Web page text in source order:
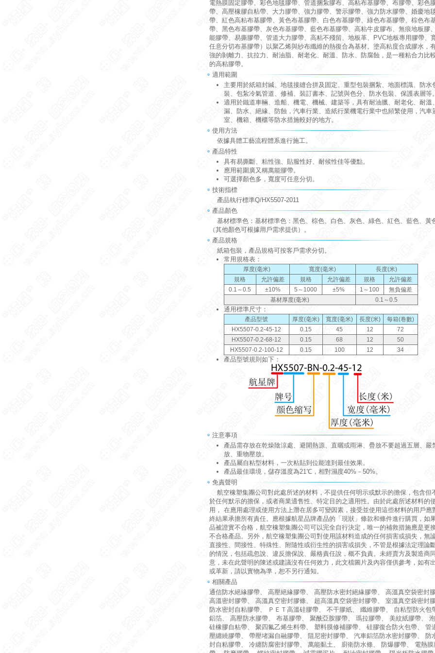
電熱膜固定膠帶、彩色地毯膠帶、管道捆紮膠布、高粘布基膠帶、布膠帶、彩色
帶、高壓橡膠自粘帶、大力膠帶、強力膠帶、警示膠帶、強力防水膠帶、婚慶地
帶、紅色高粘布基膠帶、黃色布基膠帶、白色布基膠帶、綠色布基膠帶、棕色布
帶、黑色布基膠帶、灰色布基膠帶、藍色布基膠帶、高粘牛皮膠布、無痕地板膠
能膠帶、易撕膠帶、管道大力膠帶、高粘不殘留、地板革、PVC地板專用膠帶、
任意分切布基膠帶）以聚乙烯與紗布纖維的熱復合為基材。塗高粘度合成膠水，
強的剝離力、抗拉力、耐油脂、耐老化、耐溫、防水、防腐蝕，是一種粘合力比
的高粘膠帶。
適用範圍
主要用於紙箱封緘、地毯接縫合拼及固定、重型包裝捆紮、地面標識、防水
裝、包紮冷氣管道、修補、裝訂書本、記號與色分、防水包裝、保護表層等
適用於鐵道車輛、造船、機電、機械、建築等，具有耐油臘、耐老化、耐溫
漏、防水、絕緣、防蝕，汽車行業、造紙行業機電行業中也頻繁使用，汽車
室、機箱、機櫃等防水措施較好的地方。
使用方法
依據具體工藝流程體系進行施工。
產品特性
具有易撕斷、粘性強、貼服性好、耐候性佳等優點。
應用範圍廣又稱萬能膠帶。
可選擇顏色多，寬度可任意分切。
技術指標
產品執行標準Q/HX5507-2011
產品顏色
基材標準色：基材標準色：黑色、棕色、白色、灰色、綠色、紅色、藍色、黃
（其他顏色可根據用戶需求提供）。
產品規格
紙箱包裝，產品規格可按客戶需求分切。
常用規格表：
厚度(毫米) 寬度(毫米)
長度(米)
規格
允許偏差 規格 允許偏差 規格
允許偏差
0.1～0.5
±10% 5～1000 ±5% 1～100
無負偏差
基材厚度(毫米)
0.1～0.5
通用標準尺寸：
產品型號 厚度(毫米) 寬度(毫米) 長度(米)
每箱(卷數)
HX5507-0.2-45-12
0.15 45 12
72
HX5507-0.2-68-12
0.15 68 12
50
HX5507-0.2-100-12
0.15 100 12 34
產品型號規則如下：
注意事項
產品需存放在乾燥陰涼處、避開熱源、直曬或雨淋、疊放不要超過五層、嚴
放、重物壓放。
產品屬自粘型材料，一次粘貼到位能達到最佳效果。
產品最佳環境，儲存溫度為21℃，相對濕度40%－50%。
免責聲明
航空橡塑集團公司對此處所述的材料，不提供任何明示或默示的擔保，包含但
於任何默示的擔保，或者商業適售性、特定目的之適用性。由於此處所述材料的
用， 在應用處理或使用方法上潛在居多可變因素，接受並使用這些材料的用戶應
終結果承擔所有責任。應根據航星品牌產品的「現狀」條款和條件進行購買，如
品被證實不合格，航空橡塑集團公司可以完全自行決定，唯一的補救措施應是更
不合格產品。另外，航空橡塑集團公司對使用該材料造成的任何損害或損失，無
直接性、間接性、特殊性、附隨性或衍生性的損害或損失，不管是根據法定理論
的情況，包括疏忽說、違反擔保說、嚴格責任說，概不負責。未經賣方及製造商
意，未在此聲明的陳述或建議沒有任何效力，此文檔圖片及內容僅供參考，如有
或革新，請以實物為準，恕不另行通知。
相關產品
通信防水絕緣膠帶、 高壓絕緣膠帶、 高壓防水密封絕緣膠帶、 高溫真空袋密封
高溫密封膠帶、 高溫真空密封膠條、 超高溫真空袋密封膠帶、 室溫真空袋密封
防水密封自粘膠帶、 ＰＥＴ高溫硅膠帶、 不干膠紙、 纖維膠帶、 自粘型防火包
鋁箔、 高壓防水膠帶、 布基膠帶、 聚酰亞胺膠帶、 瑪拉膠帶、 美紋紙膠帶、
硅橡膠自粘帶、 聚四氟乙烯生料帶、 塑料膜修補膠帶、 硅膠復合防火包帶、 管
壓纏繞膠帶、 帶壓堵漏自融膠帶、 阻尼密封膠帶、 汽車鋁箔防水密封膠帶、
防
封自粘膠帶、 冷纏防腐密封膠帶、 萬能黏土、 廚衛防水條、 防爆膠帶、 電熱膜